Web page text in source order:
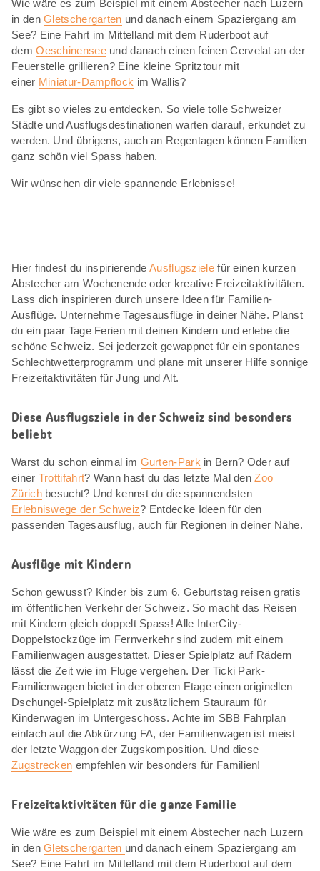
Wie wäre es zum Beispiel mit einem Abstecher nach Luzern
in denGletschergarten und danach einem Spaziergang am
See? Eine Fahrt im Mittelland mit dem Ruderboot auf
demOeschinenseeund danach einen feinen Cervelat an der
Feuerstelle grillieren? Eine kleine Spritztour mit
einer Miniatur-Dampflock im Wallis?
Es gibt so vieles zu entdecken. So viele tolle Schweizer
Städte und Ausflugsdestinationen warten darauf, erkundet zu
werden. Und übrigens, auch an Regentagen können Familien
ganz schön viel Spass haben.
Wir wünschen dir viele spannende Erlebnisse!
Hier findest du inspirierendeAusflugszielefür einen kurzen
Abstecher am Wochenende oder kreative Freizeitaktivitäten.
Lass dich inspirieren durch unsere Ideen für Familien-
Ausflüge. Unternehme Tagesausflüge in deiner Nähe. Planst
du ein paar Tage Ferien mit deinen Kindern und erlebe die
schöne Schweiz. Sei jederzeit gewappnet für ein spontanes
Schlechtwetterprogramm und plane mit unserer Hilfe sonnige
Freizeitaktivitäten für Jung und Alt.
Diese Ausflugsziele in der Schweiz sind besonders
beliebt
Warst du schon einmal im Gurten-Park in Bern? Oder auf
einer Trottifahrt? Wann hast du das letzte Mal denZoo
Zürichbesucht? Und kennst du die spannendsten
Erlebniswege der Schweiz? Entdecke Ideen für den
passenden Tagesausflug, auch für Regionen in deiner Nähe.
Ausflüge mit Kindern
Schon gewusst? Kinder bis zum 6. Geburtstag reisen gratis
im öffentlichen Verkehr der Schweiz. So macht das Reisen
mit Kindern gleich doppelt Spass! Alle InterCity-
Doppelstockzüge im Fernverkehr sind zudem mit einem
Familienwagen ausgestattet. Dieser Spielplatz auf Rädern
lässt die Zeit wie im Fluge vergehen. Der Ticki Park-
Familienwagen bietet in der oberen Etage einen originellen
Dschungel-Spielplatz mit zusätzlichem Stauraum für
Kinderwagen im Untergeschoss. Achte im SBB Fahrplan
einfach auf die Abkürzung FA, der Familienwagen ist meist
der letzte Waggon der Zugskomposition. Und diese
Zugstrecken empfehlen wir besonders für Familien!
Freizeitaktivitäten für die ganze Familie
Wie wäre es zum Beispiel mit einem Abstecher nach Luzern
in denGletschergarten und danach einem Spaziergang am
See? Eine Fahrt im Mittelland mit dem Ruderboot auf dem